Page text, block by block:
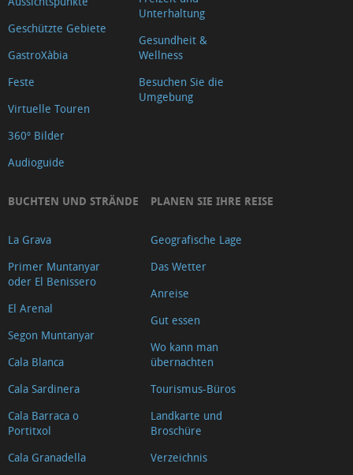
Geschützte Gebiete
GastroXàbia
Feste
Virtuelle Touren
360º Bilder
Audioguide
Unterhaltung
Gesundheit &
Wellness
Besuchen Sie die
Umgebung
BUCHTEN UND STRÄNDE
La Grava
Primer Muntanyar
oder El Benissero
El Arenal
Segon Muntanyar
Cala Blanca
Cala Sardinera
Cala Barraca o
Portitxol
Cala Granadella
PLANEN SIE IHRE REISE
Geografische Lage
Das Wetter
Anreise
Gut essen
Wo kann man
übernachten
Tourismus-Büros
Landkarte und
Broschüre
Verzeichnis